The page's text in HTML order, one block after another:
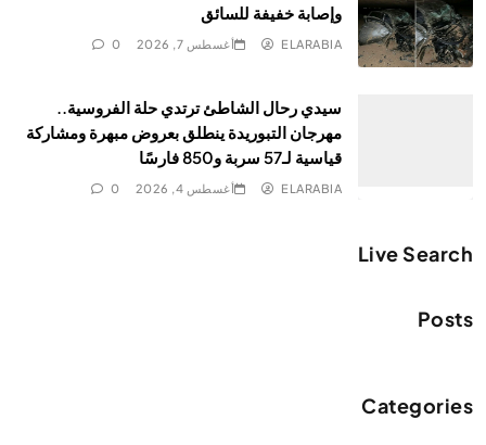
وإصابة خفيفة للسائق
ELARABIA أغسطس 7, 2026 0
سيدي رحال الشاطئ ترتدي حلة الفروسية..
مهرجان التبوريدة ينطلق بعروض مبهرة ومشاركة
قياسية لـ57 سربة و850 فارسًا
ELARABIA أغسطس 4, 2026 0
Live Search
Posts
Categories